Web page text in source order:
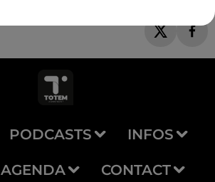
PODCASTS INFOS
AGENDA CONTACT